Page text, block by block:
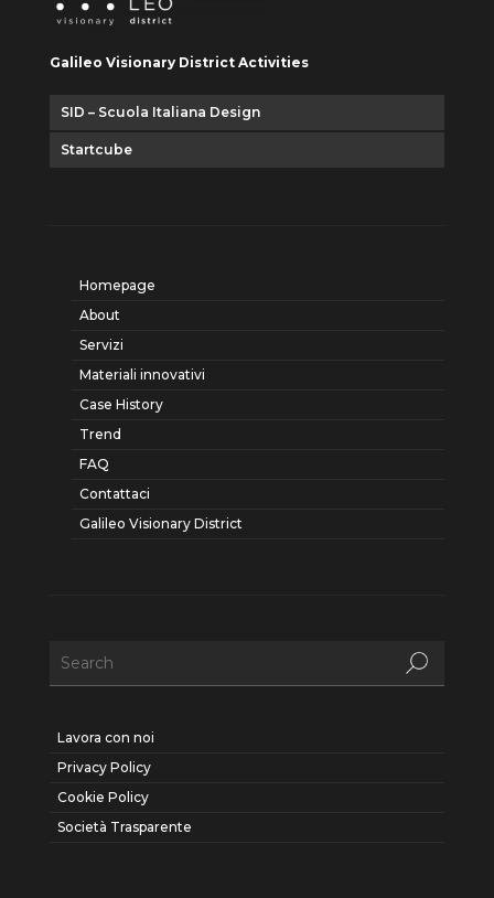
Galileo Visionary District Activities
SID – Scuola Italiana Design
Startcube
Homepage
About
Servizi
Materiali innovativi
Case History
Trend
FAQ
Contattaci
Galileo Visionary District
Lavora con noi
Privacy Policy
Cookie Policy
Società Trasparente